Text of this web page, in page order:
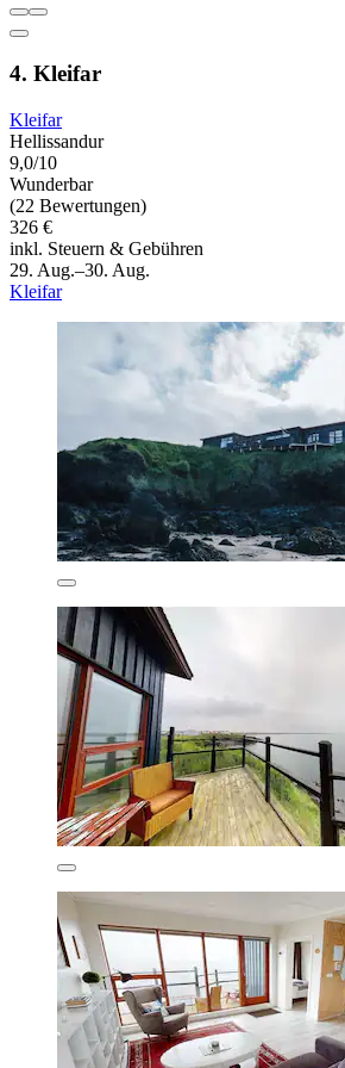
4. Kleifar
Kleifar
Hellissandur
9,0/10
Wunderbar
(22 Bewertungen)
326 €
inkl. Steuern & Gebühren
29. Aug.–30. Aug.
Kleifar